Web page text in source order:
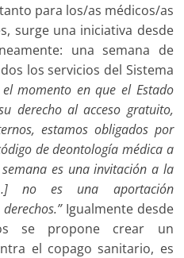
para los/as médicos/as
surge una iniciativa desde
una semana de
los servicios del Sistema
el momento en que el Estado
derecho al acceso gratuito,
estamos obligados por
de deontología médica a
es una invitación a la
no es una aportación
Igualmente desde
se propone crear un
el copago sanitario, es